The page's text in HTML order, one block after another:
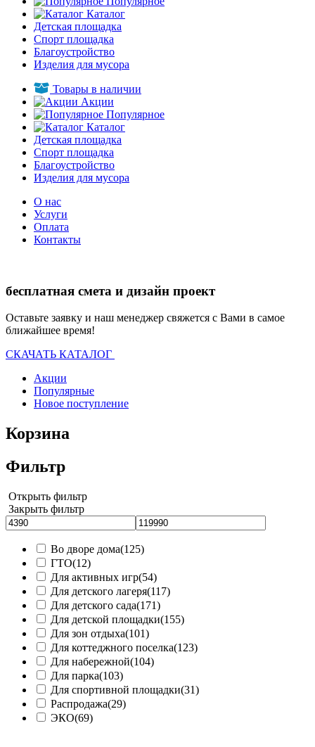
Каталог
Детская площадка
Спорт площадка
Благоустройство
Изделия для мусора
Товары в наличии
Акции
Популярное
Каталог
Детская площадка
Спорт площадка
Благоустройство
Изделия для мусора
О нас
Услуги
Оплата
Контакты
бесплатная смета и дизайн проект
Оставьте заявку и наш менеджер свяжется с Вами в самое
ближайшее время!
СКАЧАТЬ КАТАЛОГ
Акции
Популярные
Новое поступление
Корзина
Фильтр
Открыть фильтр
Закрыть фильтр
Во дворе дома(125)
ГТО(12)
Для активных игр(54)
Для детского лагеря(117)
Для детского сада(171)
Для детской площадки(155)
Для зон отдыха(101)
Для коттеджного поселка(123)
Для набережной(104)
Для парка(103)
Для спортивной площадки(31)
Распродажа(29)
ЭКО(69)